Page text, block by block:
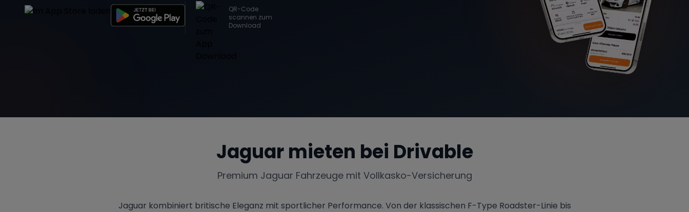
QR-Code
scannen zum
Download
Jaguarmieten bei Drivable
Premium Jaguar Fahrzeuge mit Vollkasko-Versicherung
Jaguar kombiniert britische Eleganz mit sportlicher Performance. Von der klassischen F-Type Roadster-Linie bis